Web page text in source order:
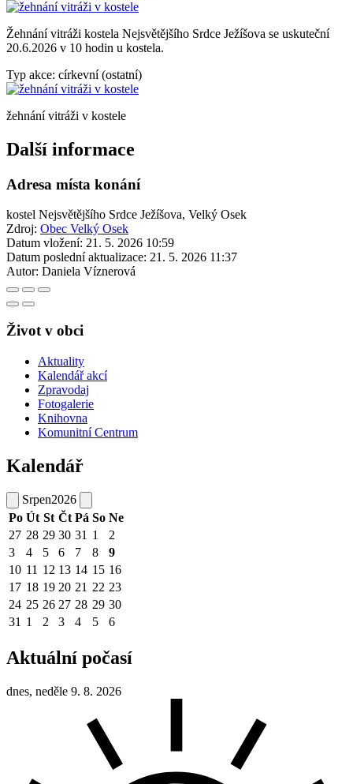
Žehnání vitráži kostela Nejsvětějšího Srdce Ježíšova se uskuteční
20.6.2026 v 10 hodin u kostela.
Typ akce: církevní (ostatní)
žehnání vitráži v kostele
Další informace
Adresa místa konání
kostel Nejsvětějšího Srdce Ježíšova, Velký Osek
Zdroj: Obec Velký Osek
Datum vložení: 21. 5. 2026 10:59
Datum poslední aktualizace: 21. 5. 2026 11:37
Autor: Daniela Víznerová
Život v obci
Aktuality
Kalendář akcí
Zpravodaj
Fotogalerie
Knihovna
Komunitní Centrum
Kalendář
Srpen2026
Po Út St Čt Pá So Ne
27 28 29 30 31 1
2
3
4 5 6 7 8
9
10 11 12 13 14 15 16
17 18 19 20 21 22 23
24 25 26 27 28 29 30
31 1 2 3 4 5 6
Aktuální počasí
dnes, neděle 9. 8. 2026